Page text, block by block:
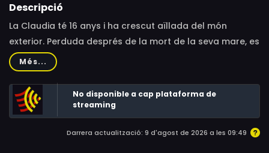
Descripció
La Claudia té 16 anys i ha crescut aïllada del món
exterior. Perduda després de la mort de la seva mare, es
sorprèn quan la Grace, una adolescent enèrgica local,
apareix al jardí com un miratge que, a poc a poc, es
converteix en una alenada d’aire fresc.
Més...
No disponible a cap plataforma de
streaming
Darrera actualització: 9 d'agost de 2026 a les 09:49